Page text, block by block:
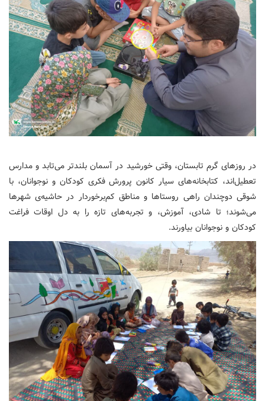
در روزهای گرم تابستان، وقتی خورشید در آسمان بلندتر می‌تابد و مدارس
تعطیل‌اند، کتابخانه‌های سیار کانون پرورش فکری کودکان و نوجوانان، با
شوقی دوچندان راهی روستاها و مناطق کم‌برخوردار در حاشیه‌ی شهرها
می‌شوند؛ تا شادی، آموزش، و تجربه‌های تازه را به دل اوقات فراغت
کودکان و نوجوانان بیاورند.